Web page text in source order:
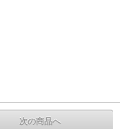
次の商品へ